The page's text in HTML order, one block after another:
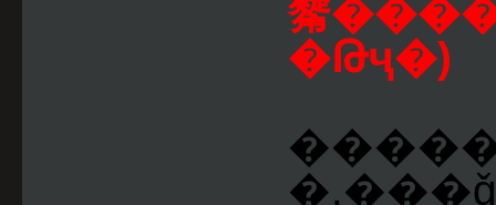
觺
�Թҷ�)
�����